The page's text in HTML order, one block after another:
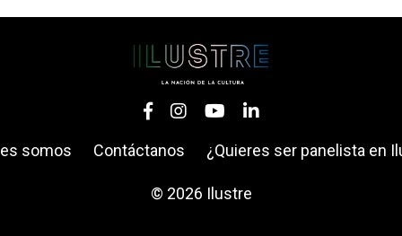
somos Contáctanos ¿Quieres ser panelista en
© 2026 Ilustre